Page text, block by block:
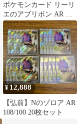
ポケモンカード リーリ
エのアブリボン AR Nの
ゾロア AR 2種まとめ売
り
¥ 12,888
【弘前】Nのゾロア AR
108/100 20枚セット